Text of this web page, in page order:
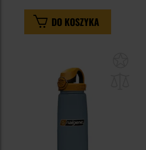
DO KOSZYKA